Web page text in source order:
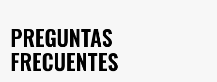
PREGUNTAS
FRECUENTES